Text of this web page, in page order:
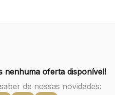
nenhuma oferta disponível!
de nossas novidades: